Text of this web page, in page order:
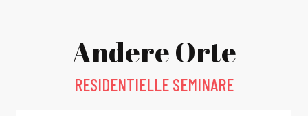
Andere Orte
RESIDENTIELLE SEMINARE